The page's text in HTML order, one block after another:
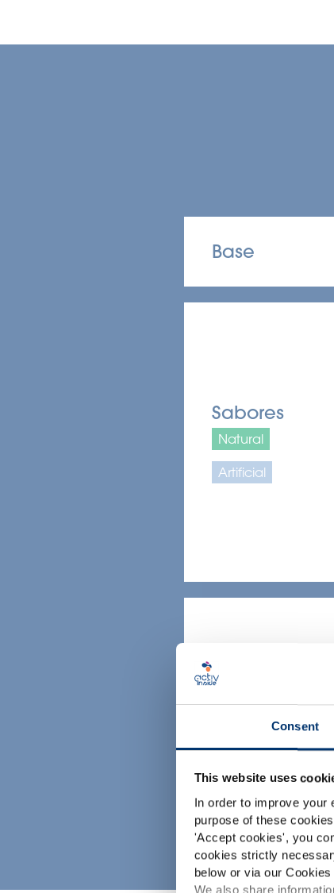
Consent
This website uses
In order to improve your
purpose of these
'Accept cookies', you
cookies strictly
below or via our Cookies
We also share
Base
Sabores
Natural
Artificial
Opción sin